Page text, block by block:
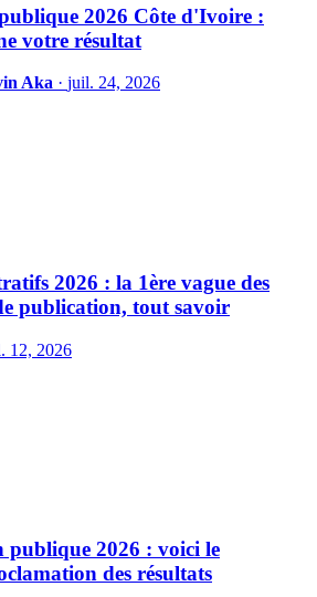
2026 Côte d'Ivoire :
votre résultat
Aka · juil. 24, 2026
2026 : la 1ère vague des
publication, tout savoir
12, 2026
publique 2026 : voici le
des résultats